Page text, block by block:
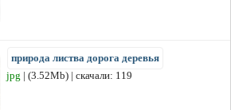
природа листва дорога деревья
jpg | (3.52Mb) | скачали: 119